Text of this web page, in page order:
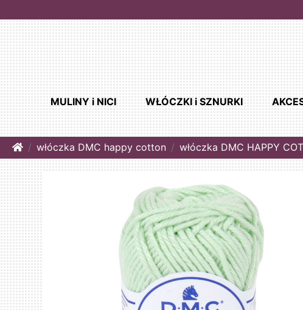
MULINY i NICI WŁÓCZKI i SZNURKI
Homewłóczka DMC happy cotton włóczka DMC HAPPY